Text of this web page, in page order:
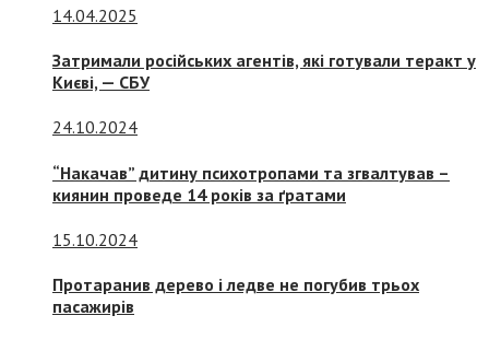
14.04.2025
Затримали російських агентів, які готували теракт у
Києві, — СБУ
24.10.2024
“Накачав” дитину психотропами та згвалтував –
киянин проведе 14 років за ґратами
15.10.2024
Протаранив дерево і ледве не погубив трьох
пасажирів